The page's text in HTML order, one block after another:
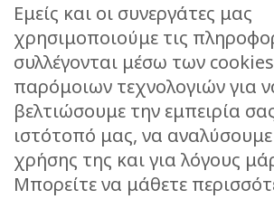
ΕΠΙΚΟΙΝΩΝΙΑ
STORIES
ΕΠΙΣΤΡΟΦΕΣ
ΤΡΟΠΟΙ ΑΠΟΣΤΟΛΗΣ
ΤΡΟΠΟΙ ΠΛΗΡΩΜΗΣ
Εμείς και οι συνεργάτες μας
χρησιμοποιούμε τις
συλλέγονται μέσω των
παρόμοιων τεχνολογιών για
βελτιώσουμε την εμπειρία
ιστότοπό μας, να
χρήσης της και για λόγους
Μπορείτε να μάθετε